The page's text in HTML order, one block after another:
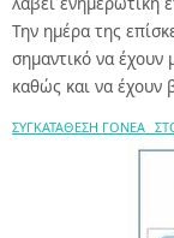
Την ημέρα της
σημαντικό να έχουν
καθώς και να έχουν
ΣΥΓΚΑΤΑΘΕΣΗ ΓΟΝΕΑ